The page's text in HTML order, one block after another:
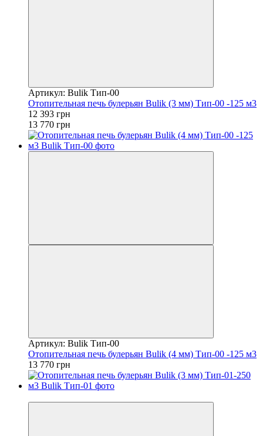
Артикул: Bulik Тип-00
Отопительная печь булерьян Bulik (3 мм) Тип-00 -125 м3
12 393 грн
13 770 грн
Артикул: Bulik Тип-00
Отопительная печь булерьян Bulik (4 мм) Тип-00 -125 м3
13 770 грн